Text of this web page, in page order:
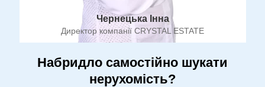
Чернецька Інна
Директор компанії CRYSTAL ESTATE
Набридло самостійно шукати
нерухомість?